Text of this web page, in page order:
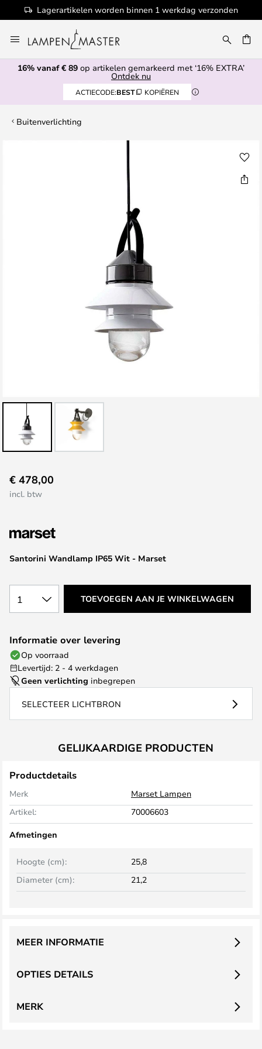
Lagerartikelen worden binnen 1 werkdag verzonden
naar
de
inhoud
16% vanaf € 89 op artikelen gemarkeerd met ‘16% EXTRA’
Ontdek nu
ACTIECODE:BEST KOPIËREN
Buitenverlichting
naar
het
van
de
afbeeldingen-
Santorini Wandlamp IP65 Wit - Marset
€ 478,00
incl. btw
1 TOEVOEGEN AAN JE WINKELWAGEN
Informatie over levering
Op voorraad
Levertijd: 2 - 4 werkdagen
Geen verlichting inbegrepen
SELECTEER LICHTBRON
GELIJKAARDIGE PRODUCTEN
Productdetails
Merk
Marset Lampen
Artikel:
70006603
Afmetingen
Hoogte (cm):
25,8
Diameter (cm):
21,2
OPTIES DETAILS
MEER INFORMATIE
MERK